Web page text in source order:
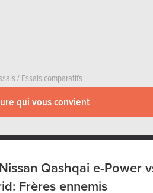
/Essais comparatifs
qui vous convient
Nissan Qashqai e-Power
Frères ennemis